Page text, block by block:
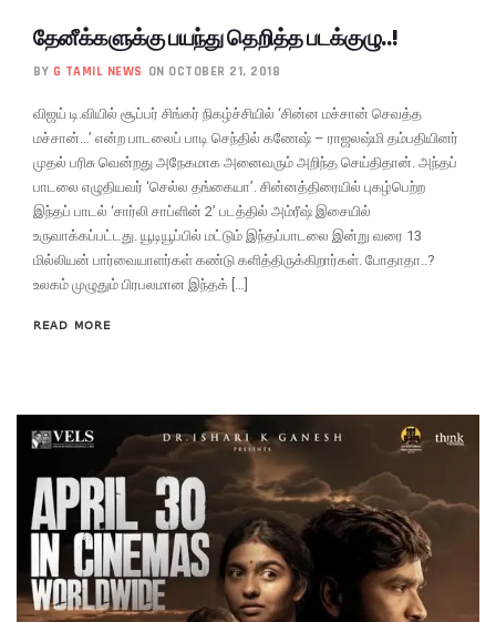
தேனீக்களுக்கு பயந்து தெறித்த படக்குழு..!
BY G TAMIL NEWS ON OCTOBER 21, 2018
விஜய் டி.வியில் சூப்பர் சிங்கர் நிகழ்ச்சியில் ‘சின்ன மச்சான் செவத்த
மச்சான்…’ என்ற பாடலைப் பாடி செந்தில் கணேஷ் – ராஜலஷ்மி தம்பதியினர்
முதல் பரிசு வென்றது அநேகமாக அனைவரும் அறிந்த செய்திதான். அந்தப்
பாடலை எழுதியவர் ‘செல்ல தங்கையா’. சின்னத்திரையில் புகழ்பெற்ற
இந்தப் பாடல் ‘சார்லி சாப்ளின் 2’ படத்தில் அம்ரீஷ் இசையில்
உருவாக்கப்பட்டது. யூடியூப்பில் மட்டும் இந்தப்பாடலை இன்று வரை 13
மில்லியன் பார்வையாளர்கள் கண்டு களித்திருக்கிறார்கள். போதாதா..?
உலகம் முழுதும் பிரபலமான இந்தக் […]
READ MORE